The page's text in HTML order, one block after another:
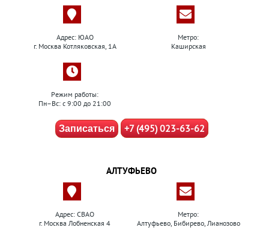
Адрес: ЮАО
г. Москва Котляковская, 1А
Метро:
Каширская
Режим работы:
Пн–Вс: с 9:00 до 21:00
Записаться +7 (495) 023-63-62
АЛТУФЬЕВО
Адрес: СВАО
г. Москва Лобненская 4
Метро:
Алтуфьево, Бибирево, Лианозово